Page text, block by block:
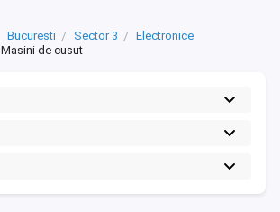
Bucuresti Sector 3
Electronice
Masini de cusut